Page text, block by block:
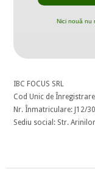
Nici nouă nu
IBC FOCUS SRL
Cod Unic de
Nr. Înmatriculare: J12/
Sediu social: Str.